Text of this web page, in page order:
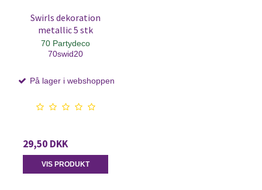
Swirls dekoration
metallic 5 stk
70 Partydeco
70swid20
På lager i webshoppen
29,50 DKK
VIS PRODUKT